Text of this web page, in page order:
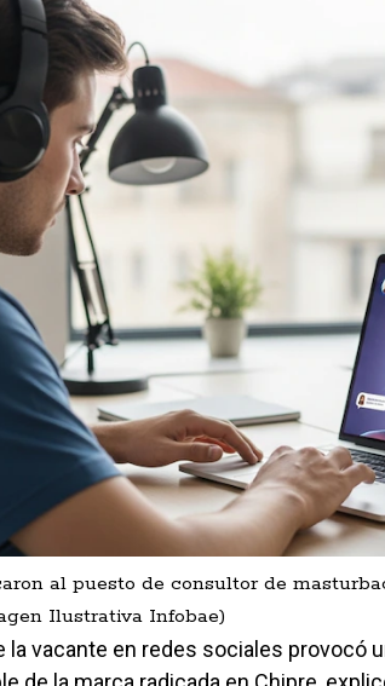
al puesto de consultor de
Ilustrativa Infobae)
la vacante en redes sociales provocó